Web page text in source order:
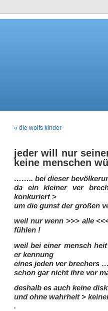
« die wolfs kinder
jeder will nur
keine menschen
…….. bei dieser
da ein kleiner ver
konkuriert >
um die gunst der großen
weil nur wenn >>> alle
fühlen !
weil bei einer mensch
er kennung
eines jeden ver brechers
schon gar nicht ihre vor
deshalb es auch keine
und ohne wahrheit >
.